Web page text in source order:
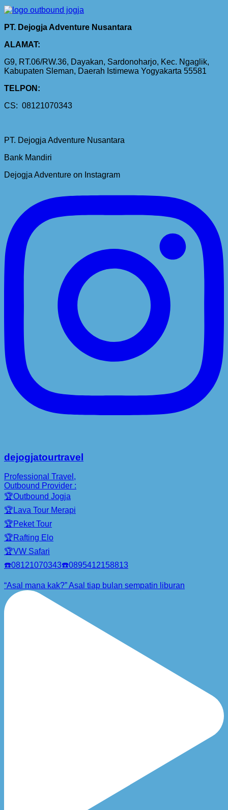
PT. Dejogja Adventure Nusantara
ALAMAT:
G9, RT.06/RW.36, Dayakan, Sardonoharjo, Kec. Ngaglik,
Kabupaten Sleman, Daerah Istimewa Yogyakarta 55581
TELPON:
CS: 08121070343
PT. Dejogja Adventure Nusantara
Bank Mandiri
Dejogja Adventure on Instagram
dejogjatourtravel
Professional Travel,
Outbound Provider :
🏆Outbound Jogja
🏆Lava Tour Merapi
🏆Peket Tour
🏆Rafting Elo
🏆VW Safari
☎️08121070343☎️0895412158813
“Asal mana kak?” Asal tiap bulan sempatin liburan